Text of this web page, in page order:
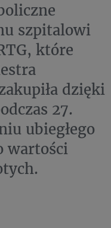
szpitalowi
które
dzięki
27.
ubiegłego
wartości